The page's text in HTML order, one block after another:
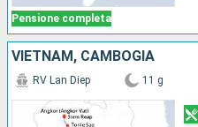
Pensione completa
VIETNAM, CAMBOGIA
RV Lan Diep 11 g